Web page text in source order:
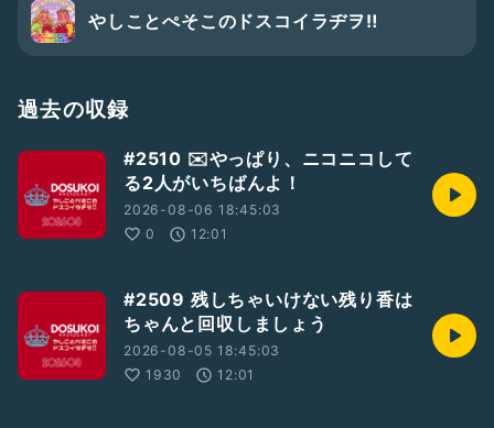
おたよりフォーム📮「荒山セントラル郵便局」。
Radiotalk以外のプラットフォームからのドスラヂへの質問、
ソロラヂも極稀に配信中♡
☆やしこのぼちラヂ→ https://radiotalk.jp/program/44603
※「やしこのぼちラヂ」はラジオトークからのみ聴取可能です
☆25/6/8収録
#2人組 #LGBTQ+ #GayTalker
#収録配信型トーカー
#パーキング収録 #テーマトークドスラヂ #荒山プチトリップ
#石巻 #リボーンアートフェスティバル #海鮮グルメ
#ドスラヂ2506
やしことぺそこのドスコイラヂヲ‼︎
過去の収録
#2510 ✉️やっぱり、ニコニコして
る2人がいちばんよ！
2026-08-06 18:45:03
0
12:01
#2509 残しちゃいけない残り香は
ちゃんと回収しましょう
2026-08-05 18:45:03
1930
12:01